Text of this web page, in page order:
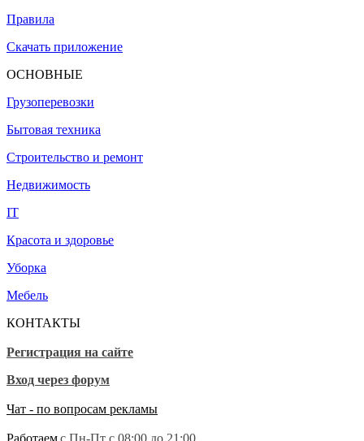
Правила
Скачать приложение
ОСНОВНЫЕ
Грузоперевозки
Бытовая техника
Строительство и ремонт
Недвижимость
IT
Красота и здоровье
Уборка
Мебель
КОНТАКТЫ
Регистрация на сайте
Вход через форум
Чат - по вопросам рекламы